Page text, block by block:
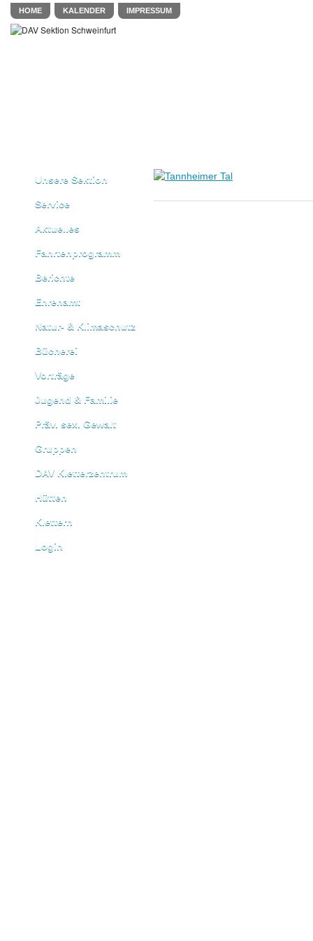
HOME KALENDER IMPRESSUM
Unsere Sektion
Service
Aktuelles
Fahrtenprogramm
Berichte
Ehrenamt
Natur- & Klimaschutz
Bücherei
Vorträge
Jugend & Familie
Präv. sex. Gewalt
Gruppen
DAV Kletterzentrum
Hütten
Klettern
Login